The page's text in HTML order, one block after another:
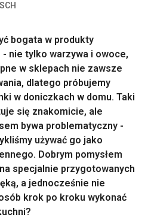
bogata w produkty
nie tylko warzywa i owoce,
w sklepach nie zawsze
dlatego próbujemy
w doniczkach w domu. Taki
się znakomicie, ale
bywa problematyczny -
używać go jako
Dobrym pomysłem
specjalnie przygotowanych
a jednocześnie nie
krok po kroku wykonać